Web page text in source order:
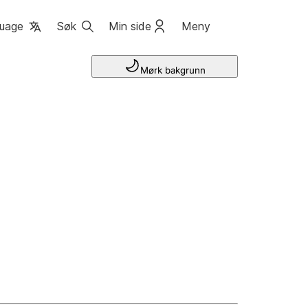
Søk Min side Meny
Mørk bakgrunn